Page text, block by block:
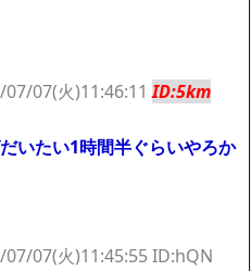
07/07(火)11:46:11ID:5km
いたい1時間半ぐらいやろか
07/07(火)11:45:55 ID:hQN